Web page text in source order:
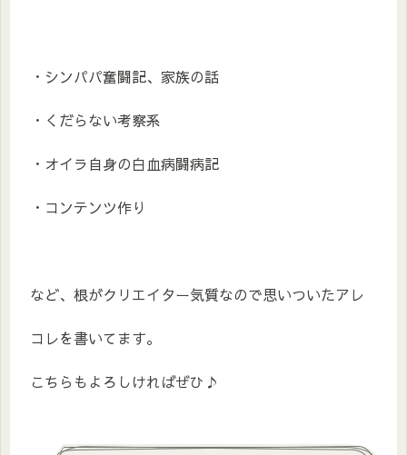
・シンパパ奮闘記、家族の話
・くだらない考察系
・オイラ自身の白血病闘病記
・コンテンツ作り
など、根がクリエイター気質なので思いついたアレ
コレを書いてます。
こちらもよろしければぜひ♪